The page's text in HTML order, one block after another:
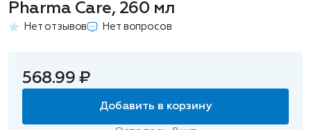
Pharma Care, 260 мл
Нет отзывов Нет вопросов
568.99 ₽
Добавить в корзину